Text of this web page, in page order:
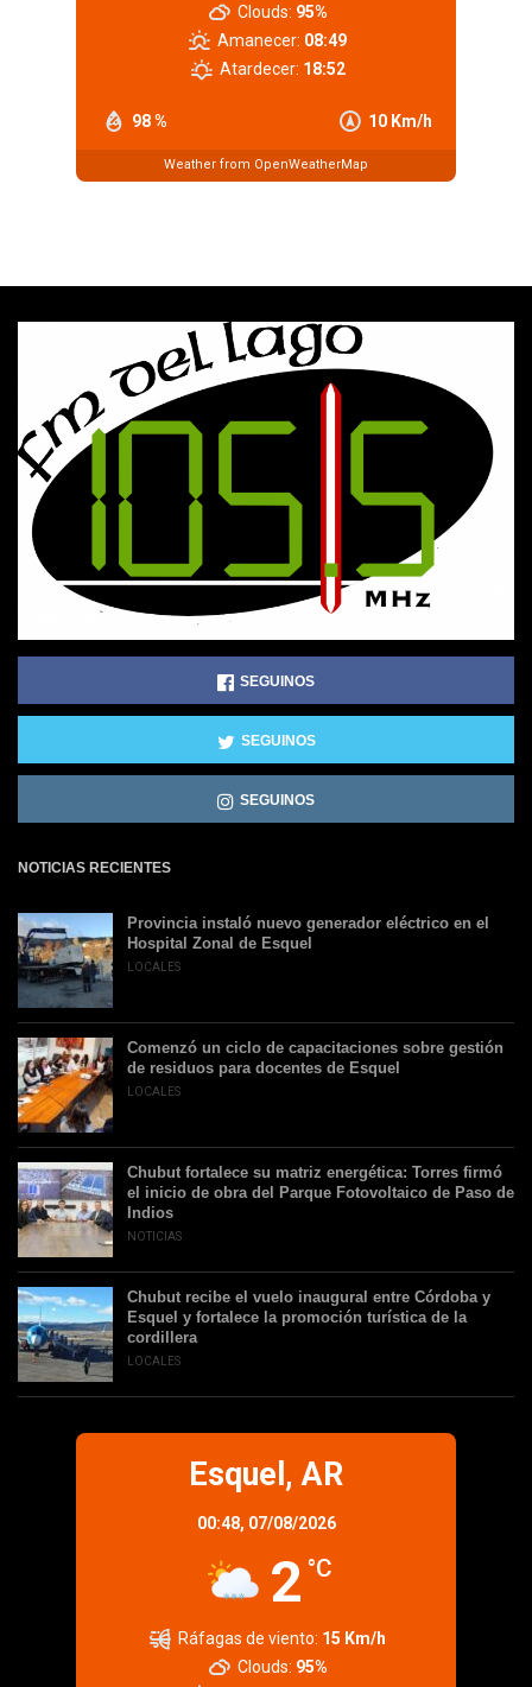
98 % 10 Km/h
Clouds: 95%
Amanecer: 08:49
Atardecer: 18:52
Weather from OpenWeatherMap
SEGUINOS
SEGUINOS
SEGUINOS
NOTICIAS RECIENTES
Provincia instaló nuevo generador eléctrico en el
Hospital Zonal de Esquel
LOCALES
Comenzó un ciclo de capacitaciones sobre gestión
de residuos para docentes de Esquel
LOCALES
Chubut fortalece su matriz energética: Torres firmó
el inicio de obra del Parque Fotovoltaico de Paso de
Indios
NOTICIAS
Chubut recibe el vuelo inaugural entre Córdoba y
Esquel y fortalece la promoción turística de la
cordillera
LOCALES
Esquel, AR
00:48, 07/08/2026
2 °C
Ráfagas de viento: 15 Km/h
Clouds: 95%